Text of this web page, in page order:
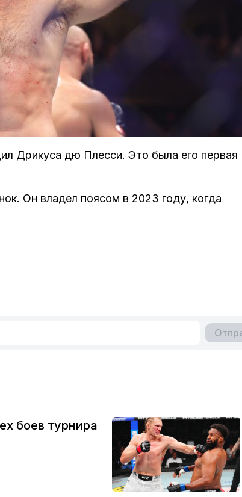
Дрикуса дю Плесси. Это была его первая
Он владел поясом в 2023 году, когда
боев турнира